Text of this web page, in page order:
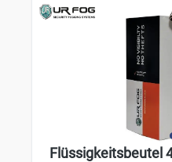
Flüssigkeitsbeutel